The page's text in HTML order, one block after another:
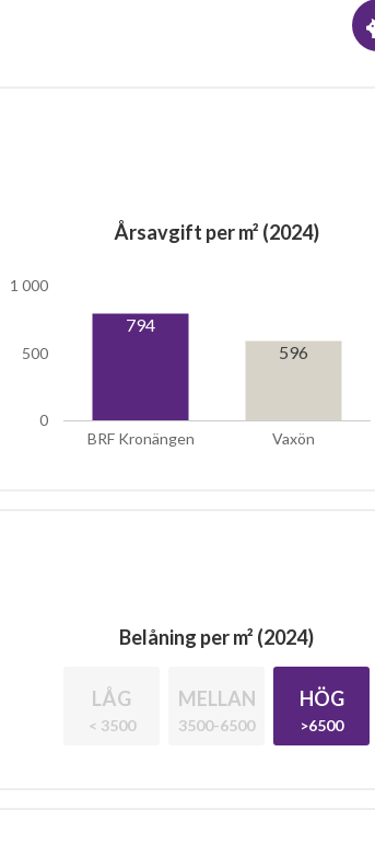
Årsavgift per m² (2024)
BRF Kronängen Vaxön
0
500
1 000
794
596
Belåning per m² (2024)
LÅG
< 3500
MELLAN
3500-6500
HÖG
>6500